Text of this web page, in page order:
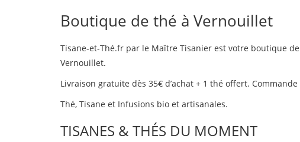
Boutique de thé à Vernouillet
Tisane-et-Thé.fr par le Maître Tisanier est votre boutique
Vernouillet.
Livraison gratuite dès 35€ d’achat + 1 thé offert.
Thé, Tisane et Infusions bio et artisanales.
TISANES & THÉS DU MOMENT